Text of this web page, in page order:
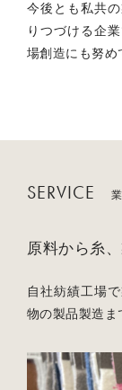
今後とも私共
りつづける企
場創造にも努め
SERVICE
原料から糸
自社紡績工場
物の製品製造ま